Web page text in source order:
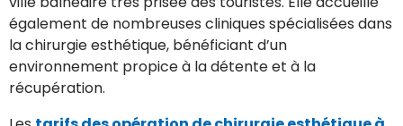
également de nombreuses cliniques spécialisées dans
la chirurgie esthétique, bénéficiant d’un
environnement propice à la détente et à la
récupération.